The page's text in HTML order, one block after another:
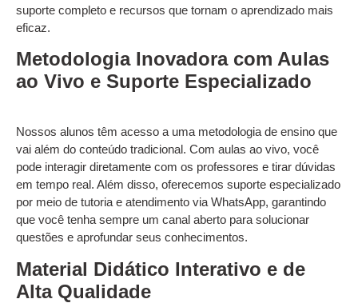
suporte completo e recursos que tornam o aprendizado mais
eficaz.
Metodologia Inovadora com Aulas
ao Vivo e Suporte Especializado
Nossos alunos têm acesso a uma metodologia de ensino que
vai além do conteúdo tradicional. Com aulas ao vivo, você
pode interagir diretamente com os professores e tirar dúvidas
em tempo real. Além disso, oferecemos suporte especializado
por meio de tutoria e atendimento via WhatsApp, garantindo
que você tenha sempre um canal aberto para solucionar
questões e aprofundar seus conhecimentos.
Material Didático Interativo e de
Alta Qualidade